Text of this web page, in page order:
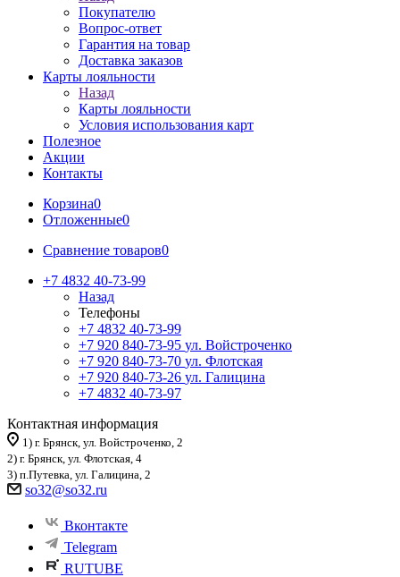
Покупателю
Вопрос-ответ
Гарантия на товар
Доставка заказов
Карты лояльности
Назад
Карты лояльности
Условия использования карт
Полезное
Акции
Контакты
Корзина0
Отложенные0
Сравнение товаров0
+7 4832 40-73-99
Назад
Телефоны
+7 4832 40-73-99
+7 920 840-73-95 ул. Войстроченко
+7 920 840-73-70 ул. Флотская
+7 920 840-73-26 ул. Галицина
+7 4832 40-73-97
Контактная информация
1) г. Брянск, ул. Войстроченко, 2
2) г. Брянск, ул. Флотская, 4
3) п.Путевка, ул. Галицина, 2
so32@so32.ru
Вконтакте
Telegram
RUTUBE